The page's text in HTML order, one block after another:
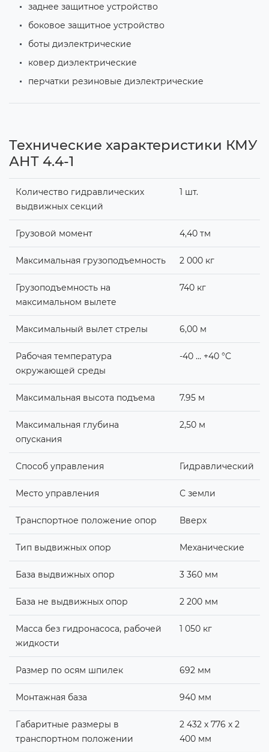
заднее защитное устройство
боковое защитное устройство
боты диэлектрические
ковер диэлектрические
перчатки резиновые диэлектрические
Технические характеристики КМУ
АНТ 4.4-1
Количество гидравлических
выдвижных секций
1 шт.
Грузовой момент 4,40 тм
Максимальная грузоподъемность 2 000 кг
Грузоподъемность на
максимальном вылете
740 кг
Максимальный вылет стрелы 6,00 м
Рабочая температура
окружающей среды
-40 … +40 °C
Максимальная высота подъема 7.95 м
Максимальная глубина
опускания
2,50 м
Способ управления Гидравлический
Место управления С земли
Транспортное положение опор Вверх
Тип выдвижных опор Механические
База выдвижных опор 3 360 мм
База не выдвижных опор 2 200 мм
Масса без гидронасоса, рабочей
жидкости
1 050 кг
Размер по осям шпилек 692 мм
Монтажная база 940 мм
Габаритные размеры в
транспортном положении
2 432 х 776 х 2
400 мм